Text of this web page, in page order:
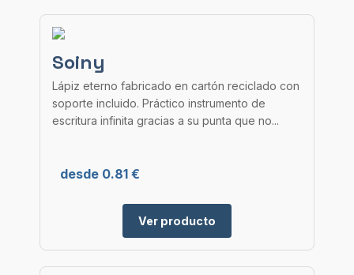
Soiny
Lápiz eterno fabricado en cartón reciclado con
soporte incluido. Práctico instrumento de
escritura infinita gracias a su punta que no...
desde 0.81 €
Ver producto